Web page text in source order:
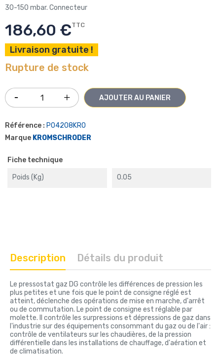
30-150 mbar. Connecteur
186,60 €TTC
Livraison gratuite !
Rupture de stock
AJOUTER AU PANIER
Référence : P04208KRO
Marque KROMSCHRODER
Fiche technique
Poids (kg) 0.05
Description Détails du produit
Le pressostat gaz DG contrôle les différences de pression les
plus petites et une fois que le point de consigne réglé est
atteint, déclenche des opérations de mise en marche, d'arrêt
ou de commutation. Le point de consigne est réglable par
molette. Il contrôle les surpressions et dépressions de gaz dans
l'industrie sur des équipements consommant du gaz ou de l'air :
contrôle de ventilateurs sur les chaudières, de la pression
différentielle dans les installations de chauffage, d'aération et
de climatisation.